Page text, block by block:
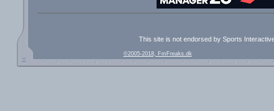
This site is not endorsed by Sports
©2005-2018, FmFreaks.dk